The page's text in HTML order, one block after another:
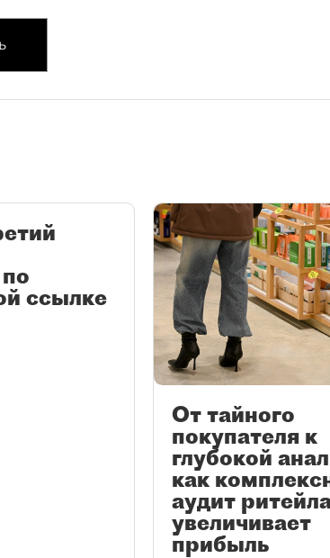
ссылке
От тайного
покупателя к
глубокой
как
аудит
увеличивает
прибыль